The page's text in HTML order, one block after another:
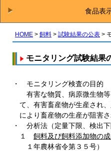
食品表
HOME 飼料 試験結果の公表
モニタリング試験結果
・ モニタリング検査の目的
有害な物質、病原微生物
て、有害畜産物が生産され
により畜産物の生産が阻害
・ 分析法（定量下限、検出
１ 飼料及び飼料添加物の
１年農林省令第３５号）